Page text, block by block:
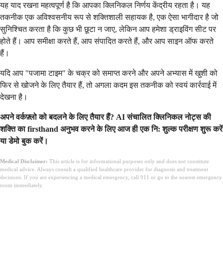
यह याद रखना महत्वपूर्ण है कि आपका क्लिनिकल निर्णय केंद्रीय रहता है। यह
तकनीक एक अविश्वसनीय रूप से शक्तिशाली सहायक है, एक ऐसा भागीदार है जो
सुनिश्चित करता है कि कुछ भी छूटा न जाए, लेकिन आप हमेशा ड्राइविंग सीट पर
होते हैं। आप समीक्षा करते हैं, आप संपादित करते हैं, और आप साइन ऑफ करते
हैं।
यदि आप "पजामा टाइम" के चक्र को समाप्त करने और अपने अभ्यास में खुशी को
फिर से खोजने के लिए तैयार हैं, तो अगला कदम इस तकनीक को स्वयं कार्रवाई में
देखना है।
अपने वर्कफ़्लो को बदलने के लिए तैयार हैं? AI संचालित क्लिनिकल नोट्स की
शक्ति का firsthand अनुभव करने के लिए आज ही एक नि: शुल्क परीक्षण शुरू करें
या डेमो बुक करें।
Medical Disclaimer: This article is for informational purposes only and does not constitute
medical advice. Always consult a qualified healthcare provider for diagnosis and treatment
decisions. If you are experiencing a medical emergency, call 911 or go to the nearest emergency
room immediately.